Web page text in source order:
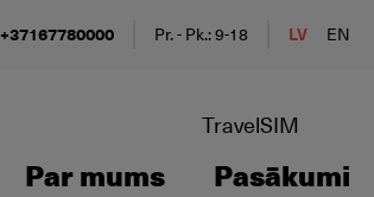
+37167780000 Pr. - Pk.: 9-18 LV EN
TravelSIM
Par mums Pasākumi